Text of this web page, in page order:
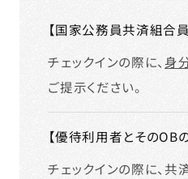
【国家公務員共済組合
チェックインの際に、身
ご提示ください。
【優待利用者とそのOB
チェックインの際に、